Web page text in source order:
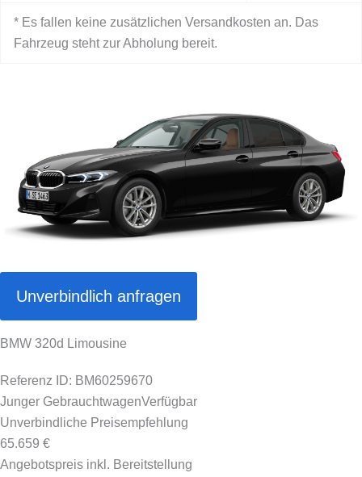
* Es fallen keine zusätzlichen Versandkosten an. Das
Fahrzeug steht zur Abholung bereit.
Unverbindlich anfragen
BMW 320d Limousine
Referenz ID: BM60259670
Junger GebrauchtwagenVerfügbar
Unverbindliche Preisempfehlung
65.659 €
Angebotspreis inkl. Bereitstellung